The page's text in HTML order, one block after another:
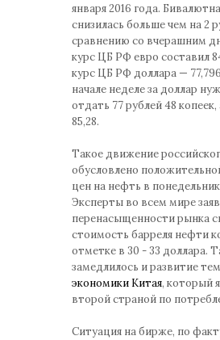
января 2016 года.
снизилась больше чем на 2
сравнению со вчерашним
курс ЦБ РФ евро составил
курс ЦБ РФ доллара —
начале неделе за доллар
отдать 77 рублей 48 копеек,
85,28.
Такое движение
обусловлено
цен на нефть в
Эксперты во всем мире
перенасыщенности рынка
стоимость барреля нефти
отметке в 30 - 33 доллара.
замедлилось и развитие
экономики Китая, который
второй страной по
Ситуация на бирже, по